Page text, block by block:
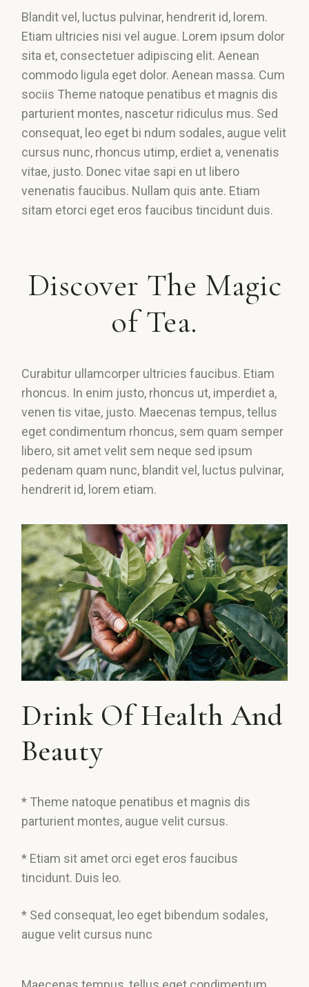
Blandit vel, luctus pulvinar, hendrerit id, lorem.
Etiam ultricies nisi vel augue. Lorem ipsum dolor
sita et, consectetuer adipiscing elit. Aenean
commodo ligula eget dolor. Aenean massa. Cum
sociis Theme natoque penatibus et magnis dis
parturient montes, nascetur ridiculus mus. Sed
consequat, leo eget bi ndum sodales, augue velit
cursus nunc, rhoncus utimp, erdiet a, venenatis
vitae, justo. Donec vitae sapi en ut libero
venenatis faucibus. Nullam quis ante. Etiam
sitam etorci eget eros faucibus tincidunt duis.
Discover The Magic
of Tea.
Curabitur ullamcorper ultricies faucibus. Etiam
rhoncus. In enim justo, rhoncus ut, imperdiet a,
venen tis vitae, justo. Maecenas tempus, tellus
eget condimentum rhoncus, sem quam semper
libero, sit amet velit sem neque sed ipsum
pedenam quam nunc, blandit vel, luctus pulvinar,
hendrerit id, lorem etiam.
Drink Of Health And
Beauty
* Theme natoque penatibus et magnis dis
parturient montes, augue velit cursus.
* Etiam sit amet orci eget eros faucibus
tincidunt. Duis leo.
* Sed consequat, leo eget bibendum sodales,
augue velit cursus nunc